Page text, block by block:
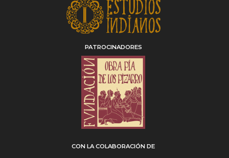
PATROCINADORES
CON LA COLABORACIÓN DE